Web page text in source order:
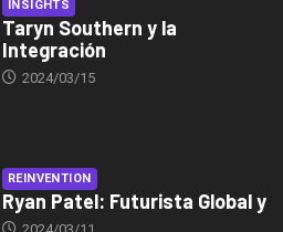
INSIGHTS
Taryn Southern y la
Integración
2024/03/15
REINVENTION
Ryan Patel: Futurista Global y